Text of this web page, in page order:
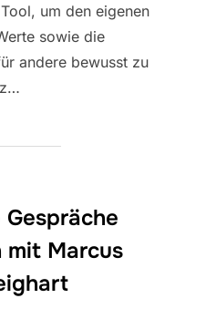
um den eigenen
sowie die
andere bewusst zu
Marcus